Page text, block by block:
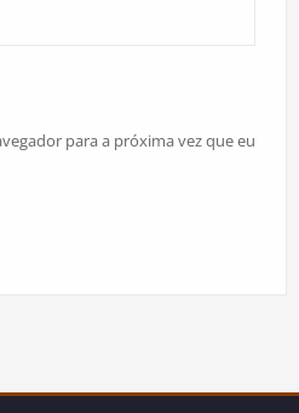
para a próxima vez que eu